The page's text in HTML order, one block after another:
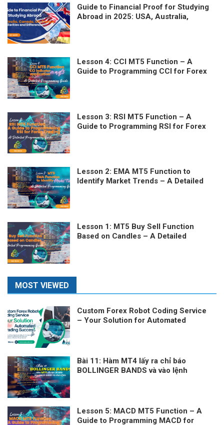
Guide to Financial Proof for Studying
Abroad in 2025: USA, Australia,
Lesson 4: CCI MT5 Function – A
Guide to Programming CCI for Forex
Lesson 3: RSI MT5 Function – A
Guide to Programming RSI for Forex
Lesson 2: EMA MT5 Function to
Identify Market Trends – A Detailed
Lesson 1: MT5 Buy Sell Function
Based on Candles – A Detailed
MOST VIEWED
Custom Forex Robot Coding Service
– Your Solution for Automated
Bài 11: Hàm MT4 lấy ra chỉ báo
BOLLINGER BANDS và vào lệnh
Lesson 5: MACD MT5 Function – A
Guide to Programming MACD for